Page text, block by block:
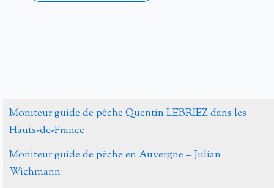
Moniteur guide de pêche Quentin LEBRIEZ dans les
Hauts-de-France
Moniteur guide de pêche en Auvergne – Julian
Wichmann